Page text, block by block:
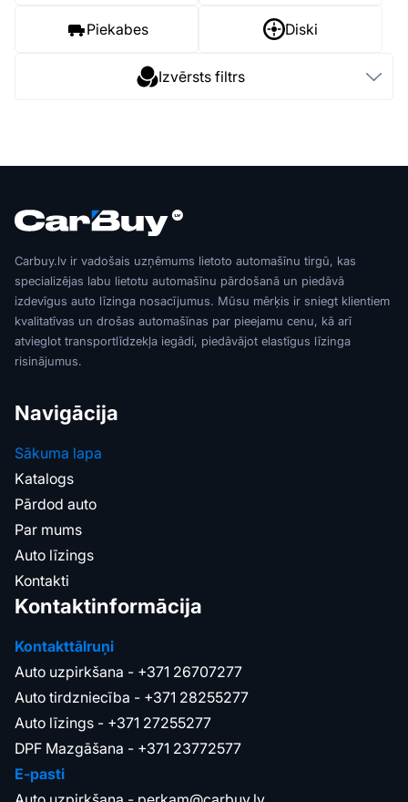
Piekabes Diski
Izvērsts filtrs
Carbuy.lv ir vadošais uzņēmums lietoto automašīnu tirgū, kas
specializējas labu lietotu automašīnu pārdošanā un piedāvā
izdevīgus auto līzinga nosacījumus. Mūsu mērķis ir sniegt klientiem
kvalitatīvas un drošas automašīnas par pieejamu cenu, kā arī
atvieglot transportlīdzekļa iegādi, piedāvājot elastīgus līzinga
risinājumus.
Navigācija
Sākuma lapa
Katalogs
Pārdod auto
Par mums
Auto līzings
Kontakti
Kontaktinformācija
Kontakttālruņi
Auto uzpirkšana - +371 26707277
Auto tirdzniecība - +371 28255277
Auto līzings - +371 27255277
DPF Mazgāšana - +371 23772577
E-pasti